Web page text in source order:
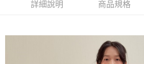
１．簡單：不需註冊會員、不需綁卡、不需儲值。
２．便利：只要手機號碼，簡訊認證，即可結帳。
３．安心：先確認商品／服務後，再付款。
詳細說明 商品規格